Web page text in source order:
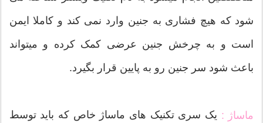
شود که هیچ فشاری به جنین وارد نمی کند و کاملا ایمن
است و به چرخش جنین عرضی کمک کرده و میتواند
باعث شود سر جنین رو به پایین قرار بگیرد.
ماساژ : یک سری تکنیک های ماساژ خاص که باید توسط